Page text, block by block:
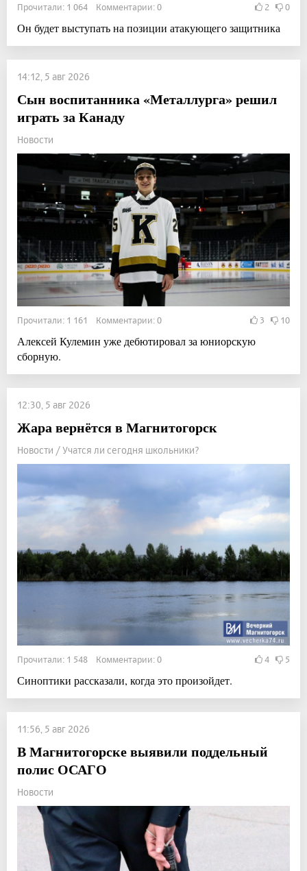
Прочитали: 1 064 Комментарии: 0 2 0
Он будет выступать на позиции атакующего защитника
14:12, 5 авг 2026
Сын воспитанника «Металлурга» решил
играть за Канаду
Новости
Прочитали: 1 161 Комментарии: 0 3 10
Алексей Кулемин уже дебютировал за юниорскую
сборную.
12:30, 5 авг 2026
Жара вернётся в Магнитогорск
Новости / Учатся ли сегодня школьники?
Прочитали: 1 548 Комментарии: 0 4 5
Синоптики рассказали, когда это произойдет.
11:56, 5 авг 2026
В Магнитогорске выявили поддельный
полис ОСАГО
Новости